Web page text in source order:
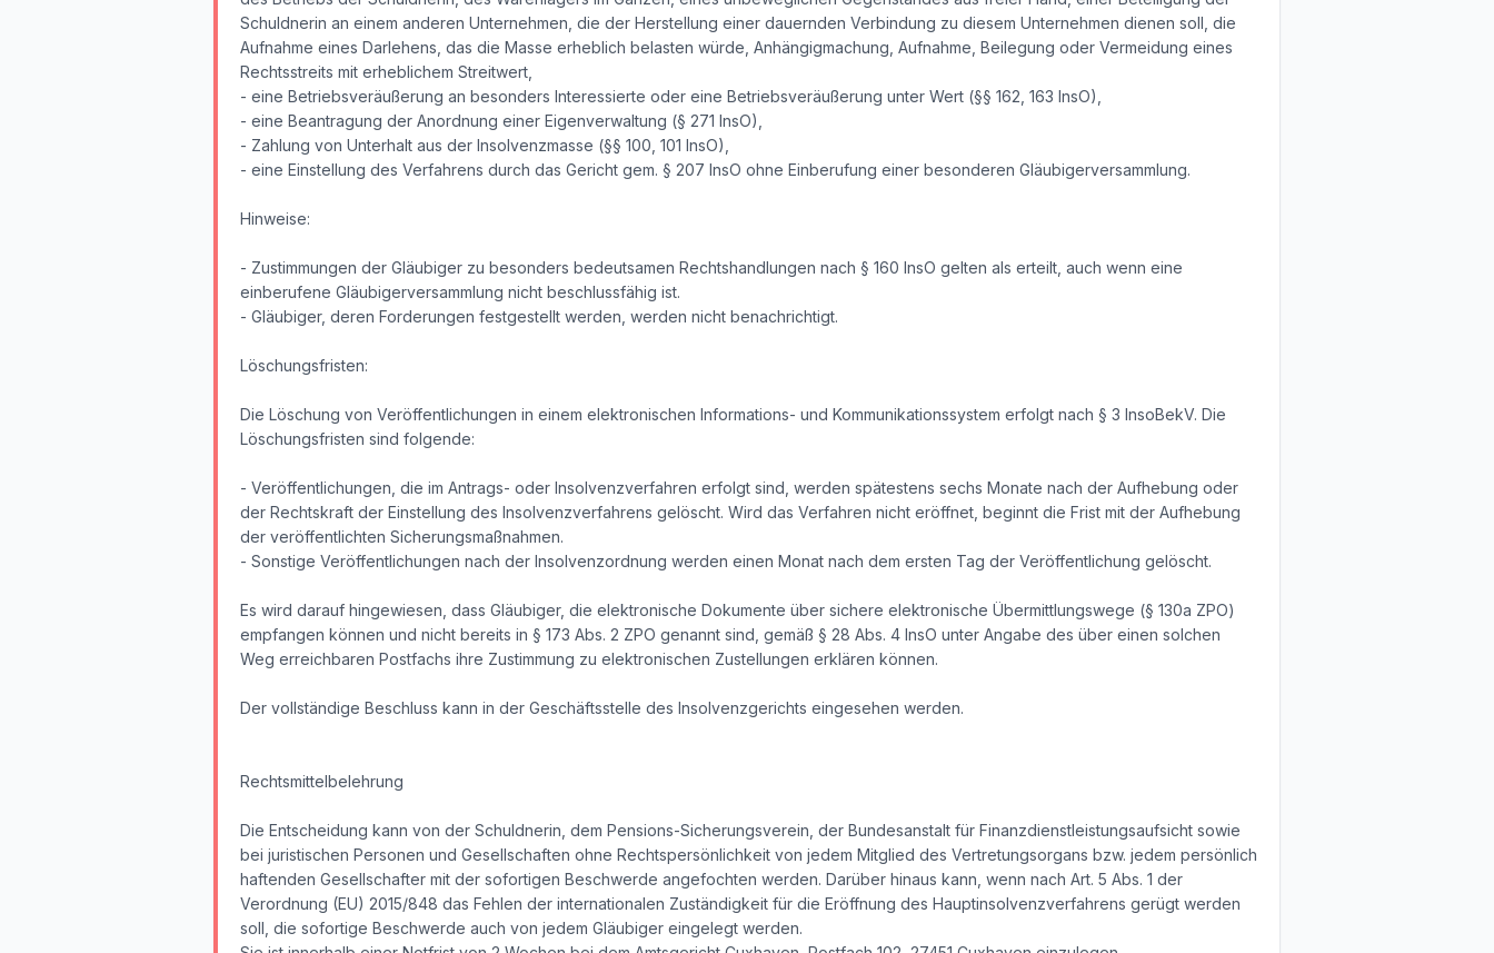
Schuldnerin an einem anderen Unternehmen, die der Herstellung einer dauernden Verbindung zu diesem Unternehmen dienen soll, die
Aufnahme eines Darlehens, das die Masse erheblich belasten würde, Anhängigmachung, Aufnahme, Beilegung oder Vermeidung eines
Rechtsstreits mit erheblichem Streitwert,
- eine Betriebsveräußerung an besonders Interessierte oder eine Betriebsveräußerung unter Wert (§§ 162, 163 InsO),
- eine Beantragung der Anordnung einer Eigenverwaltung (§ 271 InsO),
- Zahlung von Unterhalt aus der Insolvenzmasse (§§ 100, 101 InsO),
- eine Einstellung des Verfahrens durch das Gericht gem. § 207 InsO ohne Einberufung einer besonderen Gläubigerversammlung.
Hinweise:
- Zustimmungen der Gläubiger zu besonders bedeutsamen Rechtshandlungen nach § 160 InsO gelten als erteilt, auch wenn eine
einberufene Gläubigerversammlung nicht beschlussfähig ist.
- Gläubiger, deren Forderungen festgestellt werden, werden nicht benachrichtigt.
Löschungsfristen:
Die Löschung von Veröffentlichungen in einem elektronischen Informations- und Kommunikationssystem erfolgt nach § 3 InsoBekV. Die
Löschungsfristen sind folgende:
- Veröffentlichungen, die im Antrags- oder Insolvenzverfahren erfolgt sind, werden spätestens sechs Monate nach der Aufhebung oder
der Rechtskraft der Einstellung des Insolvenzverfahrens gelöscht. Wird das Verfahren nicht eröffnet, beginnt die Frist mit der Aufhebung
der veröffentlichten Sicherungsmaßnahmen.
- Sonstige Veröffentlichungen nach der Insolvenzordnung werden einen Monat nach dem ersten Tag der Veröffentlichung gelöscht.
Es wird darauf hingewiesen, dass Gläubiger, die elektronische Dokumente über sichere elektronische Übermittlungswege (§ 130a ZPO)
empfangen können und nicht bereits in § 173 Abs. 2 ZPO genannt sind, gemäß § 28 Abs. 4 InsO unter Angabe des über einen solchen
Weg erreichbaren Postfachs ihre Zustimmung zu elektronischen Zustellungen erklären können.
Der vollständige Beschluss kann in der Geschäftsstelle des Insolvenzgerichts eingesehen werden.
Rechtsmittelbelehrung
Die Entscheidung kann von der Schuldnerin, dem Pensions-Sicherungsverein, der Bundesanstalt für Finanzdienstleistungsaufsicht sowie
bei juristischen Personen und Gesellschaften ohne Rechtspersönlichkeit von jedem Mitglied des Vertretungsorgans bzw. jedem persönlich
haftenden Gesellschafter mit der sofortigen Beschwerde angefochten werden. Darüber hinaus kann, wenn nach Art. 5 Abs. 1 der
Verordnung (EU) 2015/848 das Fehlen der internationalen Zuständigkeit für die Eröffnung des Hauptinsolvenzverfahrens gerügt werden
soll, die sofortige Beschwerde auch von jedem Gläubiger eingelegt werden.